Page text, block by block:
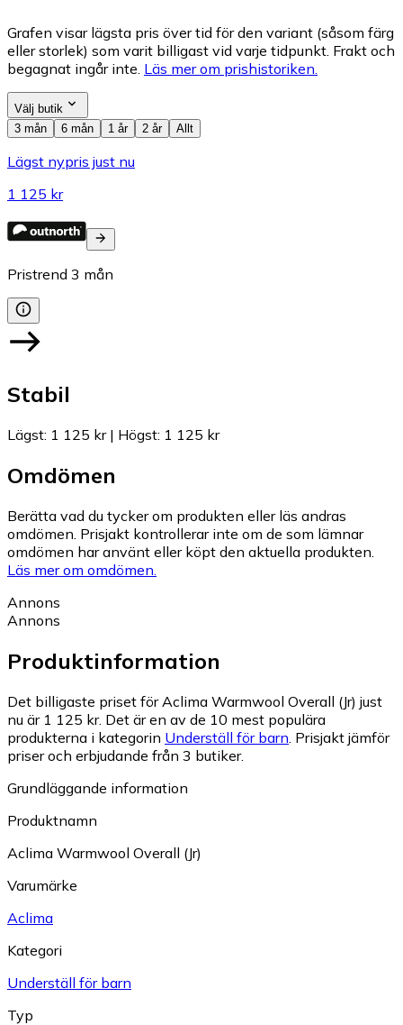
Grafen visar lägsta pris över tid för den variant (såsom färg
eller storlek) som varit billigast vid varje tidpunkt. Frakt och
begagnat ingår inte. Läs mer om prishistoriken.
Välj butik
3 mån
6 mån 1 år 2 år Allt
Lägst nypris just nu
1 125 kr
Pristrend 3 mån
Stabil
Lägst: 1 125 kr| Högst: 1 125 kr
Omdömen
Berätta vad du tycker om produkten eller läs andras
omdömen. Prisjakt kontrollerar inte om de som lämnar
omdömen har använt eller köpt den aktuella produkten.
Läs mer om omdömen.
Annons
Annons
Produktinformation
Det billigaste priset för Aclima Warmwool Overall (Jr) just
nu är 1 125 kr. Det är en av de 10 mest populära
produkterna i kategorin Underställ för barn. Prisjakt jämför
priser och erbjudande från 3 butiker.
Grundläggande information
Produktnamn
Aclima Warmwool Overall (Jr)
Varumärke
Aclima
Kategori
Underställ för barn
Typ